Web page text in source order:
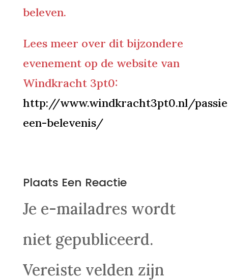
beleven.
Lees meer over dit bijzondere
evenement op de website van
Windkracht 3pt0:
http://www.windkracht3pt0.nl/
een-belevenis/
Plaats Een Reactie
Je e-mailadres wordt
niet gepubliceerd.
Vereiste velden zijn